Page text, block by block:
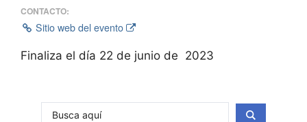
CONTACTO:
Sitio web del evento
Finaliza el día 22 de junio de 2023